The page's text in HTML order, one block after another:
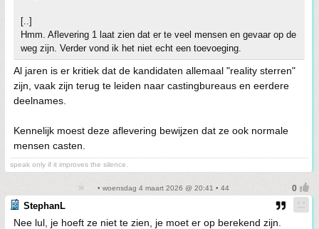
[..]
Hmm. Aflevering 1 laat zien dat er te veel mensen en gevaar op de
weg zijn. Verder vond ik het niet echt een toevoeging.
Al jaren is er kritiek dat de kandidaten allemaal "reality sterren"
zijn, vaak zijn terug te leiden naar castingbureaus en eerdere
deelnames.
Kennelijk moest deze aflevering bewijzen dat ze ook normale
mensen casten.
speak only if it improves the silence.
• woensdag 4 maart 2026 @ 20:41 • 44
StephanL
Nee lul, je hoeft ze niet te zien, je moet er op berekend zijn.